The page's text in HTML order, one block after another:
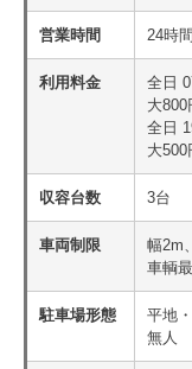
営業時間 24時
利用料金
全日
大800
全日
大500
収容台数 3台
車両制限
幅2m
車輌
駐車場形態
平地
無人